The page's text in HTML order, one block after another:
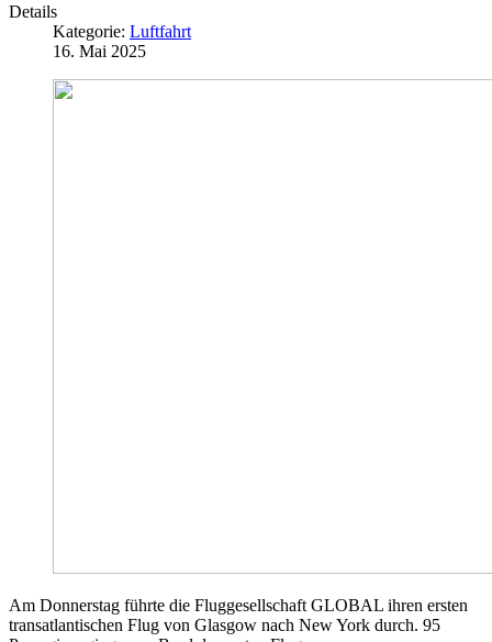
Details
Kategorie: Luftfahrt
16. Mai 2025
Am Donnerstag führte die Fluggesellschaft GLOBAL ihren ersten
transatlantischen Flug von Glasgow nach New York durch. 95